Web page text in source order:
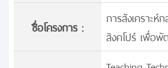
ชื่อโครงการ :
การสังเคราะห์
สิงคโปร์ เพื่อพั